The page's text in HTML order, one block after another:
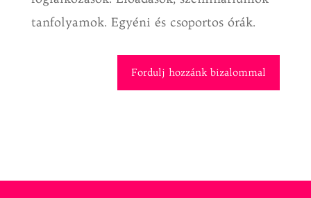
tanfolyamok. Egyéni és csoportos órák.
Fordulj hozzánk bizalommal